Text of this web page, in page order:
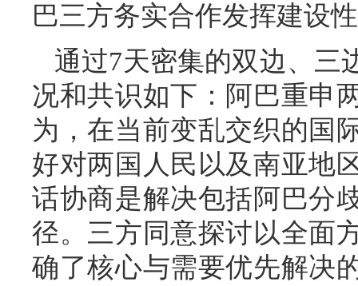
巴三方务实合作发挥建设
通过7天密集的双边、三
况和共识如下：阿巴重申
为，在当前变乱交织的国
好对两国人民以及南亚地
话协商是解决包括阿巴分
径。三方同意探讨以全面
确了核心与需要优先解决